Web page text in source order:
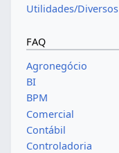
Utilidades/Diversos
FAQ
Agronegócio
BI
BPM
Comercial
Contábil
Controladoria